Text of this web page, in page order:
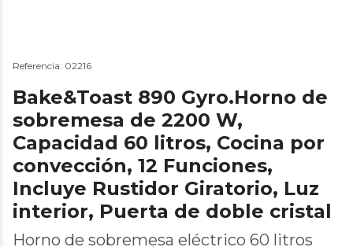
Referencia: 02216
Bake&Toast 890 Gyro.Horno de
sobremesa de 2200 W,
Capacidad 60 litros, Cocina por
convección, 12 Funciones,
Incluye Rustidor Giratorio, Luz
interior, Puerta de doble cristal
Horno de sobremesa eléctrico 60 litros